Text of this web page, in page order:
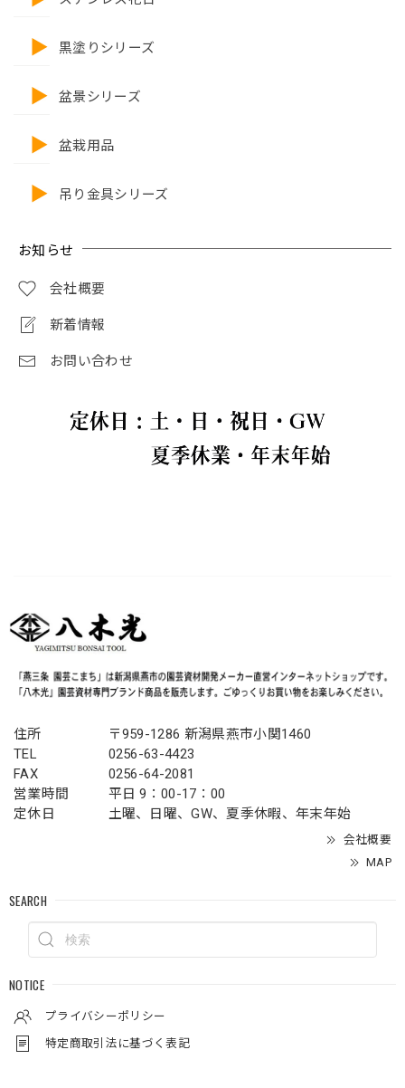
黒塗りシリーズ
盆景シリーズ
盆栽用品
吊り金具シリーズ
お知らせ
会社概要
新着情報
お問い合わせ
住所
〒959-1286 新潟県燕市小関1460
TEL
0256-63-4423
FAX
0256-64-2081
営業時間
平日 9：00-17：00
定休日
土曜、日曜、GW、夏季休暇、年末年始
会社概要
MAP
SEARCH
NOTICE
プライバシーポリシー
特定商取引法に基づく表記